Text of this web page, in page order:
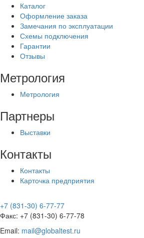
Каталог
Оформление заказа
Замечания по эксплуатации
Схемы подключения
Гарантии
Отзывы
Метрология
Метрология
Партнеры
Выставки
Контакты
Контакты
Карточка предприятия
+7 (831-30) 6-77-77
Факс: +7 (831-30) 6-77-78
Email: mail@globaltest.ru